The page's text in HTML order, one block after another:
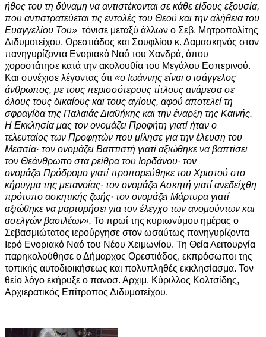
ήθος του τη δύναμη να αντιστέκονται σε κάθε είδους εξουσία,
που αντιστρατεύεται τις εντολές του Θεού και την αλήθεια του
Ευαγγελίου Του» τόνισε μεταξύ άλλων ο Σεβ. Μητροπολίτης
Διδυμοτείχου, Ορεστιάδος και Σουφλίου κ. Δαμασκηνός στον
πανηγυρίζοντα Ενοριακό Ναό του Χανδρά, όπου
χοροστάτησε κατά την ακολουθία του Μεγάλου Εσπερινού.
Και συνέχισε λέγοντας ότι «ο Ιωάννης είναι ο ισάγγελος
άνθρωπος, με τους περισσότερους τίτλους ανάμεσα σε
όλους τους δικαίους και τους αγίους, αφού αποτελεί τη
σφραγίδα της Παλαιάς Διαθήκης και την έναρξη της Καινής.
Η Εκκλησία μας τον ονομάζει Προφήτη γιατί ήταν ο
τελευταίος των Προφητών που μίλησε για την έλευση του
Μεσσία· τον ονομάζει Βαπτιστή γιατί αξιώθηκε να βαπτίσει
τον Θεάνθρωπο στα ρείθρα του Ιορδάνου· τον
ονομάζει Πρόδρομο γιατί προπορεύθηκε του Χριστού στο
κήρυγμα της μετανοίας· τον ονομάζει Ασκητή γιατί ανεδείχθη
πρότυπο ασκητικής ζωής· τον ονομάζει Μάρτυρα γιατί
αξιώθηκε να μαρτυρήσει για τον έλεγχο των ανομούντων και
ασελγών βασιλέων». Το πρωί της κυριωνύμου ημέρας ο
Σεβασμιώτατος ιερούργησε στον ωσαύτως πανηγυρίζοντα
Ιερό Ενοριακό Ναό του Νέου Χειμωνίου. Τη Θεία Λειτουργία
παρηκολούθησε ο Δήμαρχος Ορεστιάδος, εκπρόσωποι της
τοπικής αυτοδιοικήσεως και πολυπληθές εκκλησίασμα. Τον
θείο λόγο εκήρυξε ο πανοσ. Αρχιμ. Κύριλλος Κολτσίδης,
Αρχιερατικός Επίτροπος Διδυμοτείχου.